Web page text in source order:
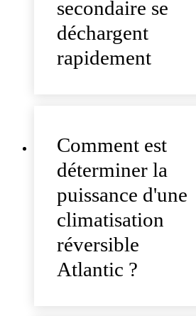
secondaire se
déchargent
rapidement
Comment est
déterminer la
puissance d'une
climatisation
réversible
Atlantic ?